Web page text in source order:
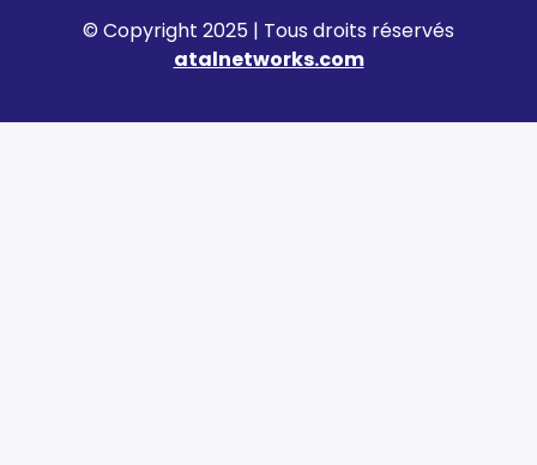
© Copyright 2025 | Tous droits réservés
atalnetworks.com